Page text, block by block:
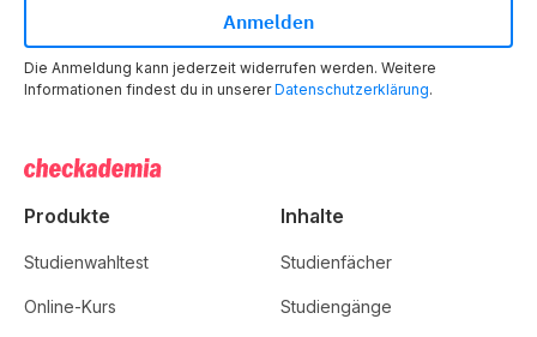
Die Anmeldung kann jederzeit widerrufen werden. Weitere
Informationen findest du in unsererDatenschutzerklärung.
Produkte
Studienwahltest
Online-Kurs
Inhalte
Studienfächer
Studiengänge